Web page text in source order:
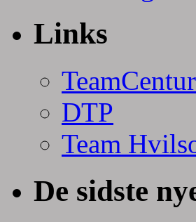
Links
DTP
Team
De sidste